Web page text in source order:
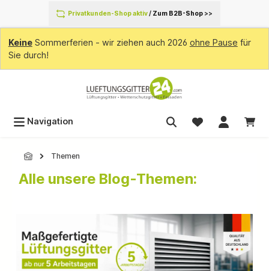
springen Privatkunden-Shop aktiv/ Zum B2B-Shop >>
KeineSommerferien - wir ziehen auch 2026 ohne Pause für
Sie durch!
Navigation
Themen
Alle unsere Blog-Themen: